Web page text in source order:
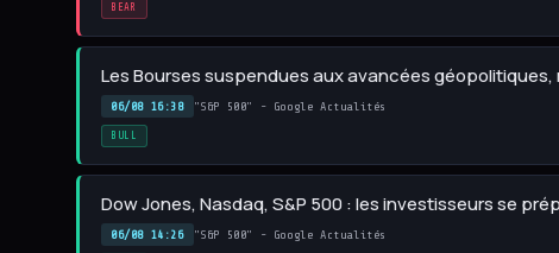
BEAR
Les Bourses suspendues aux avancées
06/08 16:38 "S&P 500" - Google Actualités
BULL
Dow Jones, Nasdaq, S&P 500 : les investisseurs se
06/08 14:26 "S&P 500" - Google Actualités